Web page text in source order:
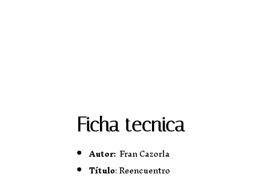
Ficha tecnica
Autor: Fran Cazorla
Título:Reencuentro